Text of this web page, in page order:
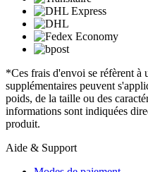
*Ces frais d'envoi se réfèrent à
supplémentaires peuvent
poids, de la taille ou des
informations sont indiquées
produit.
Aide & Support